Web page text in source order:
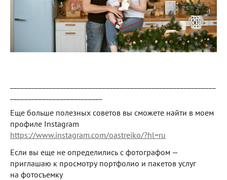
Еще больше полезных советов вы сможете найти в моем
профиле Instagram
https://www.instagram.com/oastreiko/?hl=ru
Если вы еще не определились с фотографом —
приглашаю к просмотру портфолио и пакетов услуг
на фотосъемку